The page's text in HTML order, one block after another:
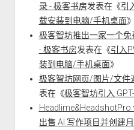
录 - 极客书房发表在《引
载安装到电脑/手机桌面》
极客智坊推出一家一个
- 极客书房发表在《引入
装到电脑/手机桌面》
极客智坊网页/图片/文件
表在《极客智坊引入
出售 AI 写作项目并创建